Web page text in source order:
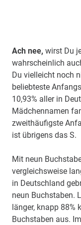
Ach nee, wirst Du
wahrscheinlich
Du vielleicht noch
beliebteste
10,93% aller in
Mädchennamen
zweithäufigste
ist übrigens das S.
Mit neun
vergleichsweise
in Deutschland
neun Buchstaben.
länger, knapp
Buchstaben aus.